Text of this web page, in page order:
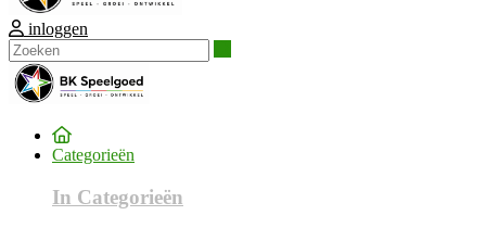
inloggen
Categorieën
In Categorieën